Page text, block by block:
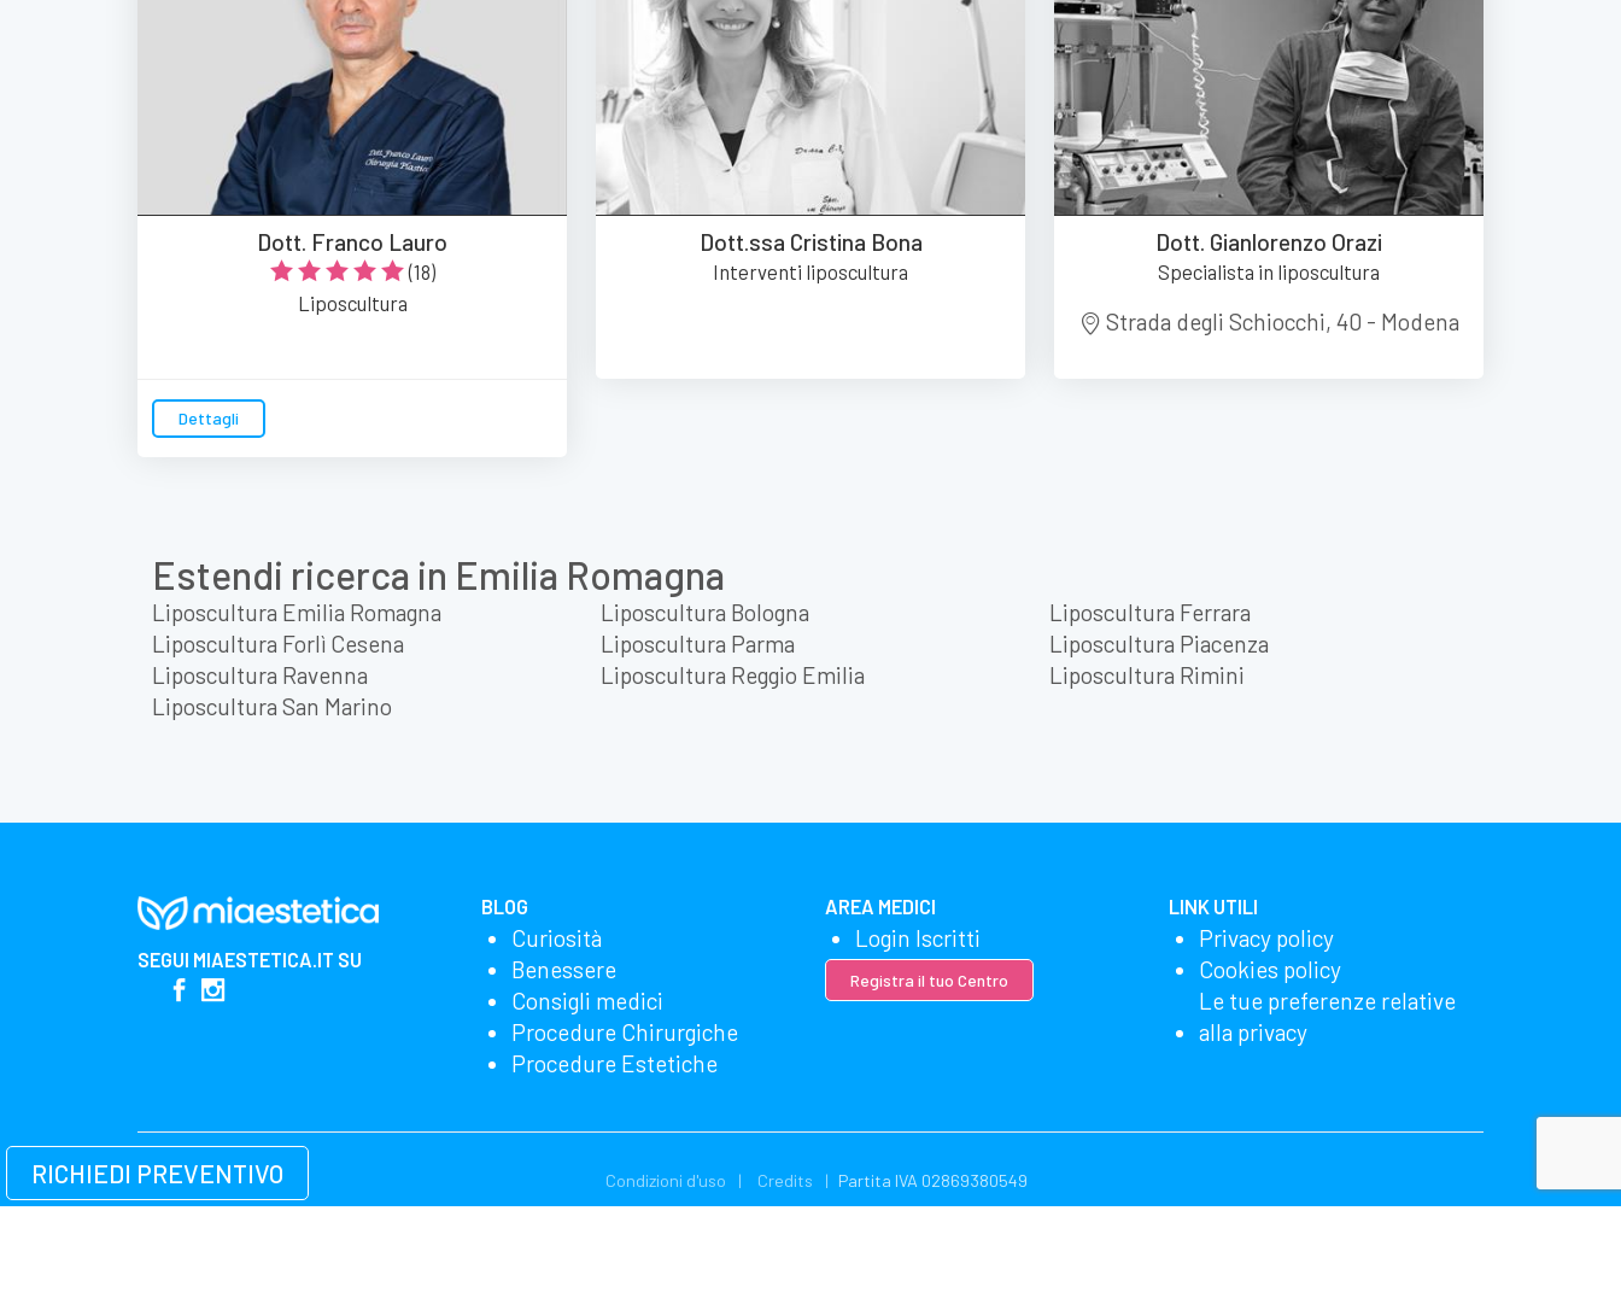
Dott. Franco Lauro
(18)
Liposcultura
Dettagli
Dott.ssa Cristina Bona
Interventi liposcultura
Dott. Gianlorenzo Orazi
Specialista in liposcultura
Strada degli Schiocchi, 40 - Modena
Estendi ricerca in Emilia Romagna
Liposcultura Emilia Romagna Liposcultura Bologna
Liposcultura Ferrara
Liposcultura Forlì Cesena
Liposcultura Parma
Liposcultura Piacenza
Liposcultura Ravenna
Liposcultura Reggio Emilia
Liposcultura Rimini
Liposcultura San Marino
SEGUI MIAESTETICA.IT SU
BLOG
Curiosità
Benessere
Consigli medici
Procedure Chirurgiche
Procedure Estetiche
AREA MEDICI
Login Iscritti
Registra il tuo Centro
LINK UTILI
Privacy policy
Cookies policy
Le tue preferenze relative
alla privacy
Condizioni d'uso Credits Partita IVA 02869380549
RICHIEDI PREVENTIVO